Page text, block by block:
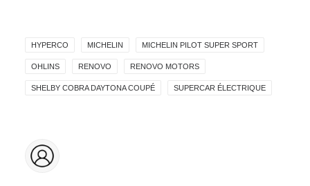
HYPERCO MICHELIN MICHELIN PILOT SUPER SPORT
OHLINS RENOVO RENOVO MOTORS
SHELBY COBRA DAYTONA COUPÉ SUPERCAR ÉLECTRIQUE